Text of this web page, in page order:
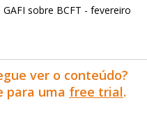
sobre BCFT - fevereiro
ver o conteúdo?
para uma free trial.